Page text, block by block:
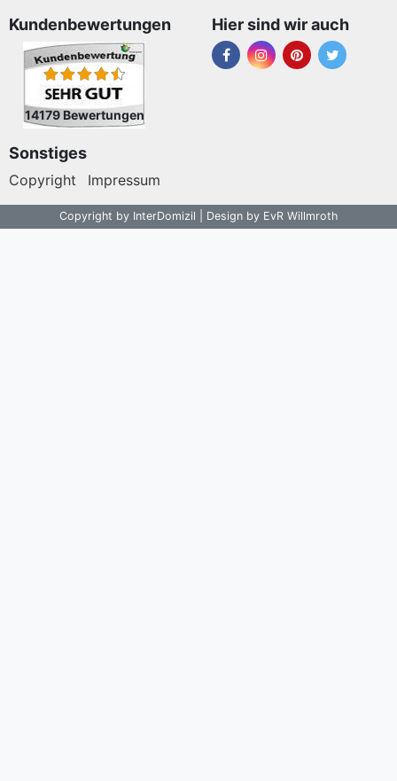
Kundenbewertungen
14179 Bewertungen
Hier sind wir auch
Sonstiges
Copyright Impressum
Copyright by InterDomizil | Design by EvR Willmroth